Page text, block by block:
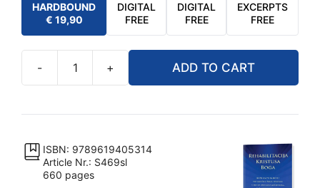
HARDBOUND
€ 19,90
DIGITAL
FREE
DIGITAL
FREE
EXCERPTS
FREE
-
Rehabilitacija
Boga
+ ADD TO CART
ISBN: 9789619405314
Article Nr.: S469sl
660 pages